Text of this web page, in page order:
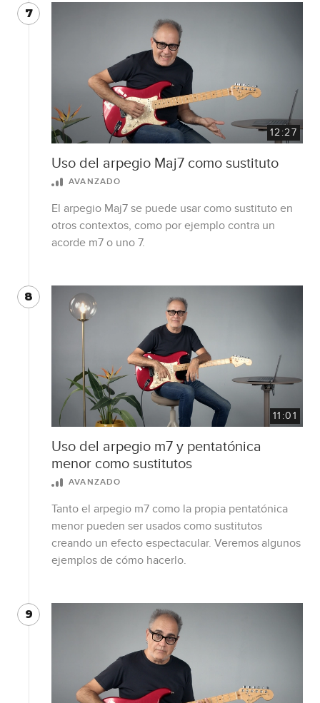
7
12:27
Uso del arpegio Maj7 como sustituto
AVANZADO
El arpegio Maj7 se puede usar como sustituto en
otros contextos, como por ejemplo contra un
acorde m7 o uno 7.
8
11:01
Uso del arpegio m7 y pentatónica
menor como sustitutos
AVANZADO
Tanto el arpegio m7 como la propia pentatónica
menor pueden ser usados como sustitutos
creando un efecto espectacular. Veremos algunos
ejemplos de cómo hacerlo.
9